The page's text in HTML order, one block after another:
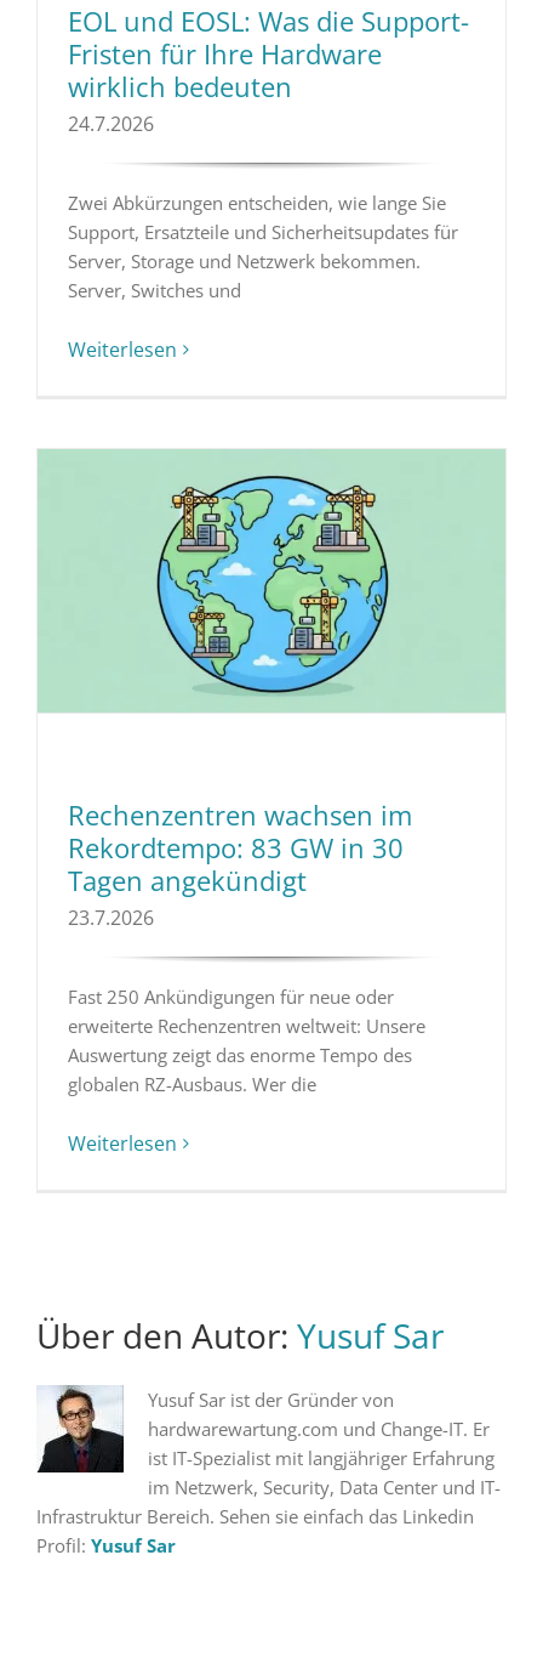
EOL und EOSL: Was die Support-
Fristen für Ihre Hardware
wirklich bedeuten
24.7.2026
Zwei Abkürzungen entscheiden, wie lange Sie
Support, Ersatzteile und Sicherheitsupdates für
Server, Storage und Netzwerk bekommen.
Server, Switches und
Weiterlesen
Rechenzentren wachsen im
Rekordtempo: 83 GW in 30
Tagen angekündigt
23.7.2026
Fast 250 Ankündigungen für neue oder
erweiterte Rechenzentren weltweit: Unsere
Auswertung zeigt das enorme Tempo des
globalen RZ-Ausbaus. Wer die
Weiterlesen
Über den Autor: Yusuf Sar
Yusuf Sar ist der Gründer von
hardwarewartung.com und Change-IT. Er
ist IT-Spezialist mit langjähriger Erfahrung
im Netzwerk, Security, Data Center und IT-
Infrastruktur Bereich. Sehen sie einfach das Linkedin
Profil: Yusuf Sar